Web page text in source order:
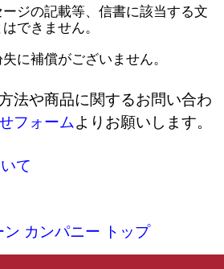
ジの記載等、信書に該当する文
できません。
に補償がございません。
法や商品に関するお問い合わ
フォームよりお願いします。
て
カンパニー トップ